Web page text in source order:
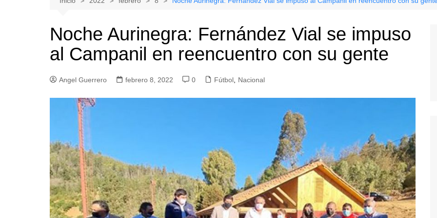
Tenis
Boxeo
Gimnasia
Licantén
Rauco
Sagrada Familia
Teno
Noche Aurinegra: Fernández Vial se impuso
al Campanil en reencuentro con su gente
Angel Guerrero febrero 8, 2022 0 Fútbol, Nacional